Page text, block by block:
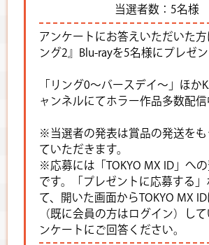
当選者数：5名様
アンケートにお答えいただいた方
ング2』Blu-rayを5名様にプレゼン
「リング0～バースデイ～」ほか
ャンネルにてホラー作品多数配信
※当選者の発表は賞品の発送をも
ていただきます。
※応募には「TOKYO MX ID」へ
です。「プレゼントに応募する
て、開いた画面からTOKYO MX
（既に会員の方はログイン）し
ンケートにご回答ください。